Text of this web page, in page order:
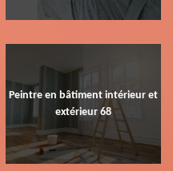
Peintre en bâtiment intérieur et
extérieur 68